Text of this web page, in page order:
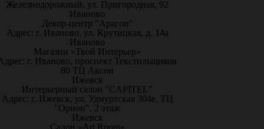
Железнодорожный, ул. Пригородная, 92
Иваново
Декор-центр "Арагон"
Адрес: г. Иваново, ул. Крутицкая, д. 14а
Иваново
Магазин «Твой Интерьер»
г. Иваново, проспект Текстильщиков
80 ТЦ Аксон
Ижевск
Интерьерный салон "CAPITEL"
Адрес: г. Ижевск, ул. Удмуртская 304е, ТЦ
"Орион", 2 этаж
Ижевск
Салон «Art Room»